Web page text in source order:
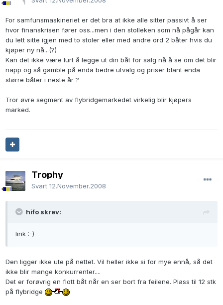
For samfunsmaskineriet er det bra at ikke alle sitter passivt å ser
hvor finanskrisen fører oss...men i den stolleken som nå pågår kan
du lett sitte igjen med to stoler eller med andre ord 2 båter hvis du
kjøper ny nå...(?)
Kan det ikke være lurt å legge ut din båt for salg nå å se om det blir
napp og så gamble på enda bedre utvalg og priser blant enda
større båter i neste år ?
Tror øvre segment av flybridgemarkedet virkelig blir kjøpers
marked.
Trophy
Svart 12.November.2008
hifo skrev:
link :-)
Den ligger ikke ute på nettet. Vil heller ikke si for mye ennå, så det
ikke blir mange konkurrenter....
Det er forøvrig en flott båt når en ser bort fra feilene. Plass til 12 stk
på flybridge